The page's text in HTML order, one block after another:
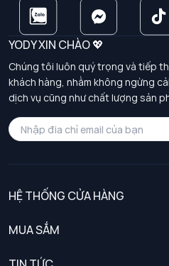
YODY XIN CHÀO 💖
Chúng tôi luôn quý trọng và tiếp
khách hàng, nhằm không ngừng
dịch vụ cũng như chất lượng sản
HỆ THỐNG CỬA HÀNG
MUA SẮM